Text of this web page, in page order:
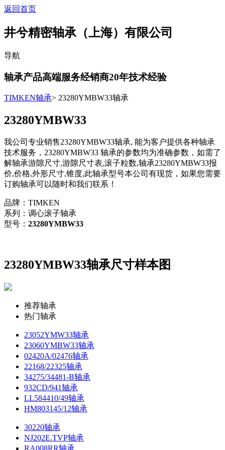
返回首页
井兮精密轴承（上海）有限公司
导航
轴承产品高端服务经销商20年技术经验
TIMKEN轴承> 23280YMBW33轴承
23280YMBW33
我公司专业销售23280YMBW33轴承, 能为客户提供各种轴承
技术服务，23280YMBW33 轴承的参数均为准确参数，如需了
解轴承游隙尺寸,游隙尺寸表,滚子粒数,轴承23280YMBW33报
价,价格,外形尺寸,锥度,此轴承型号本公司有现货，如果您需要
订购轴承可以随时和我们联系！
品牌：TIMKEN
系列：调心滚子轴承
型号： 23280YMBW33
23280YMBW33轴承尺寸样本图
推荐轴承
热门轴承
23052YMW33轴承
23060YMBW33轴承
02420A/02476轴承
22168/22325轴承
34275/34481-B轴承
932CD/941轴承
LL584410/49轴承
HM803145/12轴承
30220轴承
NJ202E.TVP轴承
RA008RR轴承